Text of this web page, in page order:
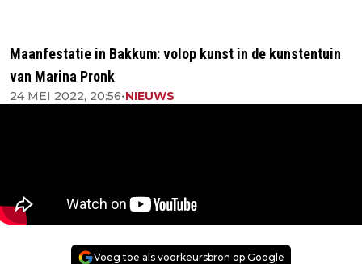
Maanfestatie in Bakkum: volop kunst in de kunstentuin
van Marina Pronk
24 MEI 2022, 20:56•NIEUWS
Voeg toe als voorkeursbron op Google